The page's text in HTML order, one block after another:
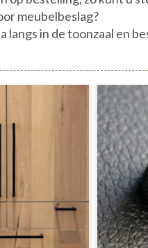
meubelbeslag?
in de toonzaal en